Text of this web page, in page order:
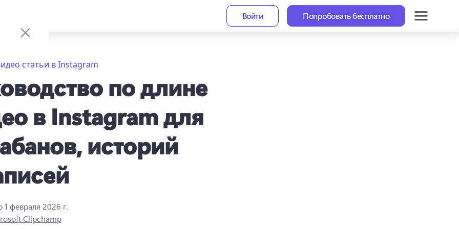
Войти Попробовать бесплатно
статьи в Instagram
по длине
в Instagram для
историй
1 февраля 2026 г.
Clipchamp